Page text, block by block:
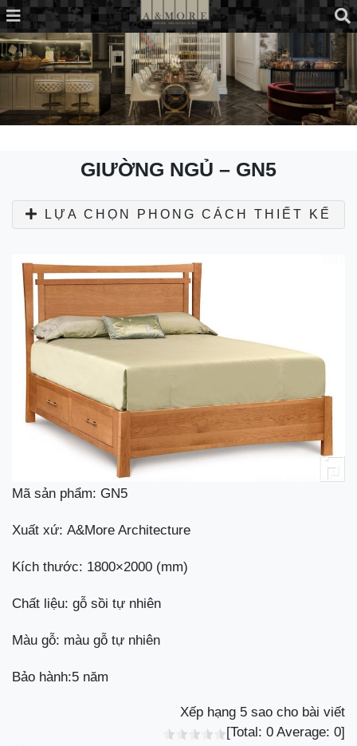
GIƯỜNG NGỦ – GN5
LỰA CHỌN PHONG CÁCH THIẾT KẾ
Mã sản phẩm: GN5
Xuất xứ: A&More Architecture
Kích thước: 1800×2000 (mm)
Chất liệu: gỗ sồi tự nhiên
Màu gỗ: màu gỗ tự nhiên
Bảo hành:5 năm
Xếp hạng 5 sao cho bài viết
[Total: 0 Average: 0]